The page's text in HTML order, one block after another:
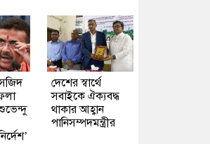
দেশের স্বার্থে
সবাইকে ঐক্যবদ্ধ
থাকার আহ্বান
পানিসম্পদমন্ত্রীর